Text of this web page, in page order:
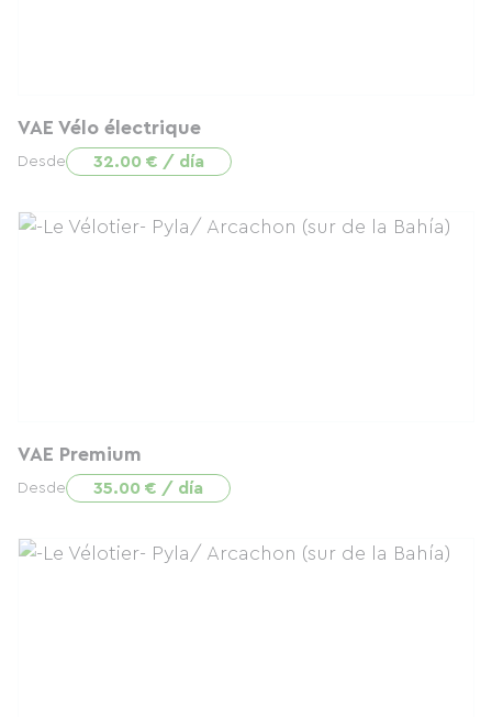
VAE Vélo électrique
Desde 32.00 € / día
VAE Premium
Desde 35.00 € / día